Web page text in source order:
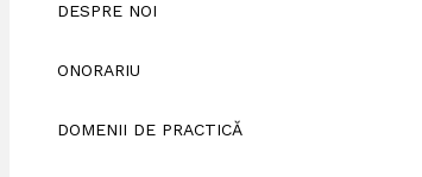
DESPRE NOI
ONORARIU
DOMENII DE PRACTICĂ